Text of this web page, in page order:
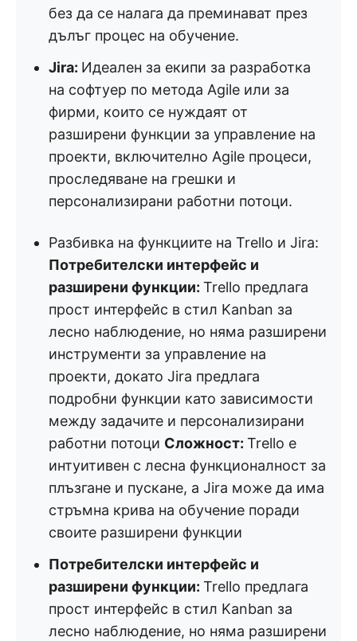
без да се налага да преминават през
дълъг процес на обучение.
Jira: Идеален за екипи за разработка
на софтуер по метода Agile или за
фирми, които се нуждаят от
разширени функции за управление на
проекти, включително Agile процеси,
проследяване на грешки и
персонализирани работни потоци.
Разбивка на функциите на Trello и Jira:
Потребителски интерфейс и
разширени функции: Trello предлага
прост интерфейс в стил Kanban за
лесно наблюдение, но няма разширени
инструменти за управление на
проекти, докато Jira предлага
подробни функции като зависимости
между задачите и персонализирани
работни потоци Сложност: Trello е
интуитивен с лесна функционалност за
плъзгане и пускане, а Jira може да има
стръмна крива на обучение поради
своите разширени функции
Потребителски интерфейс и
разширени функции: Trello предлага
прост интерфейс в стил Kanban за
лесно наблюдение, но няма разширени